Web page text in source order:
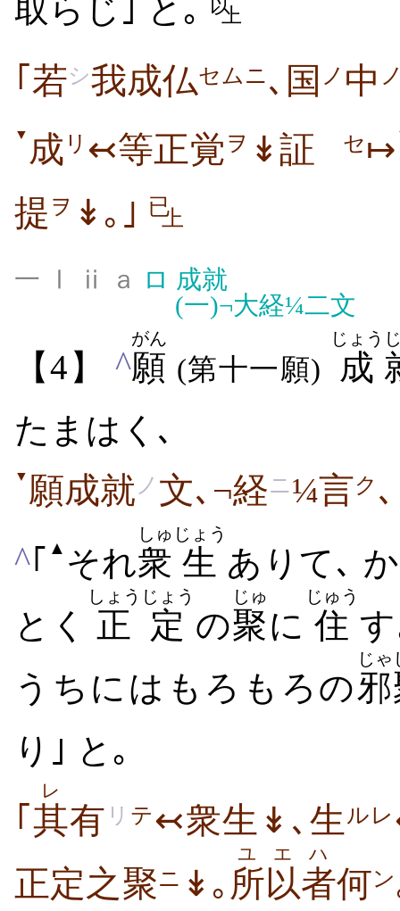
取 らじ｣ と｡ 以上
｢若シ我成仏セムニ､国 ノ 中
▼ 成 リ ↢等正覚ヲ ↡証 セ↦
提 ヲ ↡｡｣ 已上
一 Ⅰ ⅱ ａ ロ 成就
(一)¬大経¼二文
【4】 ^願
がん
(第十一願) 成
じょう
たまはく､
▼ 願成就 ノ 文､¬経ニ¼言ク ､
^｢ ▲ それ衆
しゅ
生
じょう
ありて､
とく
正定
しょうじょう
の聚
じゅ
に 住
じゅう
うちにはもろもろの邪
じゃ
り ｣ と｡
｢ 其
レ
有 リ テ ↢衆生↡､生ルレ
正定之聚ニ ↡｡ 所以
ユエ
者
ハ
何ン